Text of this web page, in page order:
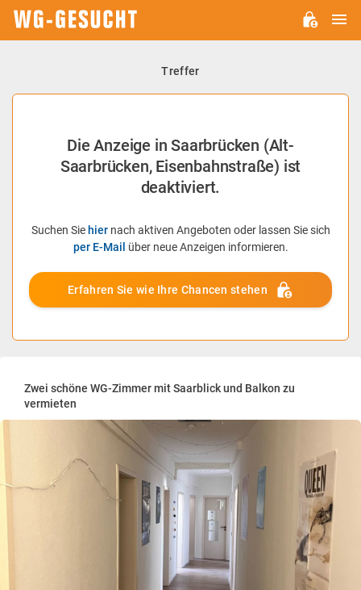
Treffer
Die Anzeige in Saarbrücken (Alt-
Saarbrücken, Eisenbahnstraße) ist
deaktiviert.
Suchen Sie hiernach aktiven Angeboten oder lassen Sie sich
per E-Mail über neue Anzeigen informieren.
Erfahren Sie wie Ihre Chancen stehen
Zwei schöne WG-Zimmer mit Saarblick und Balkon zu
vermieten